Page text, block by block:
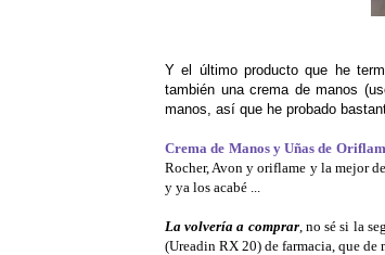
Y el último producto que he
también una crema de manos
manos, así que he probado
Crema de Manos y Uñas de
Rocher, Avon y oriflame y la mejor
y ya los acabé ...
La volvería a comprar, no sé si la
(Ureadin RX 20) de farmacia, que de